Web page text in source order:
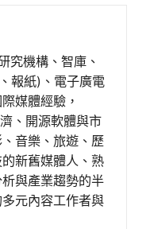
究機構、智庫、
報紙)、電子廣電
媒體經驗，
、開源軟體與市
音樂、旅遊、歷
新舊媒體人、熟
與產業趨勢的半
元內容工作者與